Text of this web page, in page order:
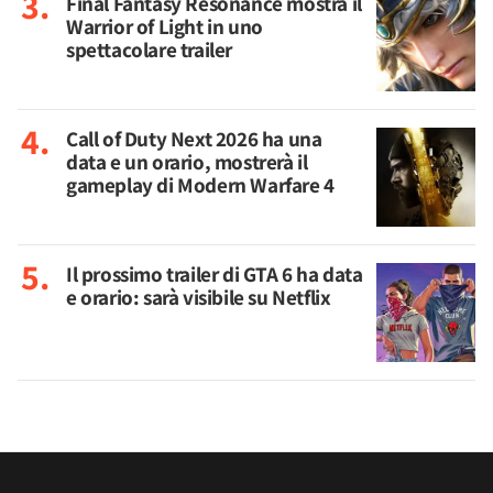
Warrior of Light in uno
spettacolare trailer
Call of Duty Next 2026 ha una
data e un orario, mostrerà il
gameplay di Modern Warfare 4
Il prossimo trailer di GTA 6 ha data
e orario: sarà visibile su Netflix